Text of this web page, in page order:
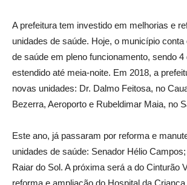
A prefeitura tem investido em melhorias e
unidades de saúde. Hoje, o município
de saúde em pleno funcionamento, sendo
estendido até meia-noite. Em 2018, a
novas unidades: Dr. Dalmo Feitosa, no
Bezerra, Aeroporto e Rubeldimar Maia, no
Este ano, já passaram por reforma e
unidades de saúde: Senador Hélio
Raiar do Sol. A próxima será a do Cinturão